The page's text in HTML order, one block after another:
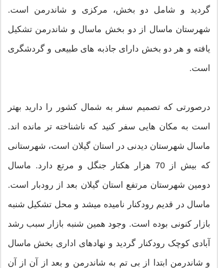
گردید و شامل دو بخش، مرکزی و شاندرمن است.
شهرستان ماسال از دو بخش ماسال و شاندرمن تشکیل
یافته و هر دو بخش دارای جاذبه های طبیعی و گردشگری
است.
درصورتی که تصمیم سفر به شمال کشور را دارید بهتر
است به مکان هایی سفر کنید که ناشناخته تر مانده اند.
ماسال شهرستان دیدنی در استان گیلان است، شهرستانی
که بیش از 70 هزار هکتار جنگل و مرتع دارد. ماسال
دومین شهرستان مرتفع استان گیلان بعد از رودبار است.
ماسال در قدیم رودکنار نامیده میشد و محل تشکیل شنبه
بازار کنونی بوده است. وجود همین شنبه بازار سبب رشد
آبادی کوچک رودکنار گردید و نهادهای اداری بخش ماسال
و شاندرمن ابتدا از بی تم به شاندرمن و بعد از آن از آن